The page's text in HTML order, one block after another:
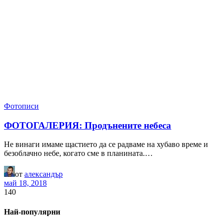
Фотописи
ФОТОГАЛЕРИЯ: Продънените небеса
Не винаги имаме щастието да се радваме на хубаво време и
безоблачно небе, когато сме в планината.…
от александър
май 18, 2018
140
Най-популярни